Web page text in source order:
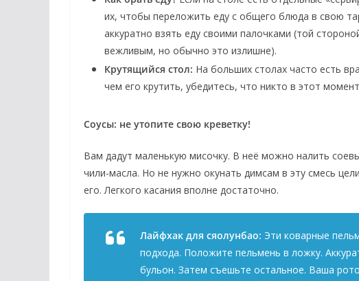
их, чтобы переложить еду с общего блюда в свою
аккуратно взять еду своими палочками (той
вежливым, но обычно это излишне).
Крутящийся стол: На больших столах часто есть
чем его крутить, убедитесь, что никто в этот
Соусы: не утопите свою креветку!
Вам дадут маленькую мисочку. В неё можно налить
чили-масла. Но не нужно окунать димсам в эту смесь
его. Легкого касания вполне достаточно.
Лайфхак для сяолунбао: Эти коварные
подхода. Положите пельмень в ложку.
бульон. Затем съешьте остальное. Ваша